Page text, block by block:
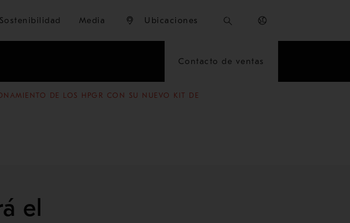
Sostenibilidad Media Ubicaciones
Contacto de ventas
DE LOS HPGR CON SU NUEVO KIT DE
el